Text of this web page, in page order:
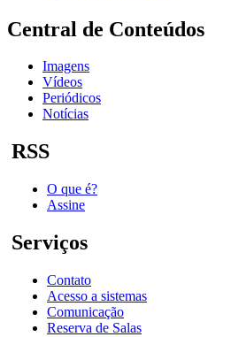
Central de Conteúdos
Imagens
Vídeos
Periódicos
Notícias
RSS
O que é?
Assine
Serviços
Contato
Acesso a sistemas
Comunicação
Reserva de Salas